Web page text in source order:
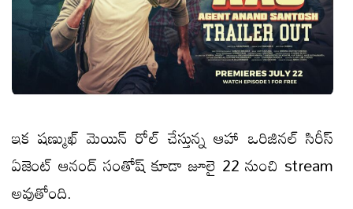
ఇక షణ్ముఖ్ మెయిన్ రోల్ చేస్తున్న ఆహా ఒరిజినల్ సిరీస్
ఏజెంట్ ఆనంద్ సంతోష్ కూడా జూలై 22 నుంచి stream
అవుతోంది.